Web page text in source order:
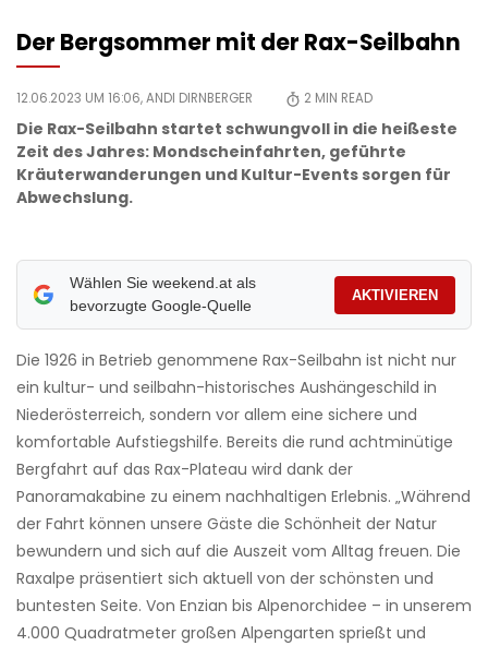
Der Bergsommer mit der Rax-Seilbahn
12.06.2023 UM 16:06,ANDI DIRNBERGER 2 MIN READ
Die Rax-Seilbahn startet schwungvoll in die heißeste
Zeit des Jahres: Mondscheinfahrten, geführte
Kräuterwanderungen und Kultur-Events sorgen für
Abwechslung.
Wählen Sie weekend.at als
bevorzugte Google-Quelle
AKTIVIEREN
Die 1926 in Betrieb genommene Rax-Seilbahn ist nicht nur
ein kultur- und seilbahn-historisches Aushängeschild in
Niederösterreich, sondern vor allem eine sichere und
komfortable Aufstiegshilfe. Bereits die rund achtminütige
Bergfahrt auf das Rax-Plateau wird dank der
Panoramakabine zu einem nachhaltigen Erlebnis. „Während
der Fahrt können unsere Gäste die Schönheit der Natur
bewundern und sich auf die Auszeit vom Alltag freuen. Die
Raxalpe präsentiert sich aktuell von der schönsten und
buntesten Seite. Von Enzian bis Alpenorchidee – in unserem
4.000 Quadratmeter großen Alpengarten sprießt und